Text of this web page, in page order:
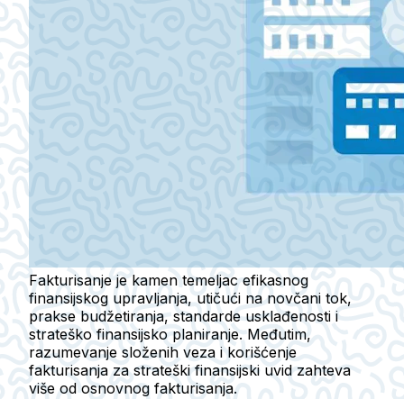
Fakturisanje je kamen temeljac efikasnog
finansijskog upravljanja, utičući na novčani tok,
prakse budžetiranja, standarde usklađenosti i
strateško finansijsko planiranje. Međutim,
razumevanje složenih veza i korišćenje
fakturisanja za strateški finansijski uvid zahteva
više od osnovnog fakturisanja.